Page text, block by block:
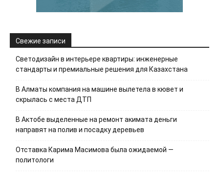
Свежие записи
Светодизайн в интерьере квартиры: инженерные
стандарты и премиальные решения для Казахстана
В Алматы компания на машине вылетела в кювет и
скрылась с места ДТП
В Актобе выделенные на ремонт акимата деньги
направят на полив и посадку деревьев
Отставка Карима Масимова была ожидаемой —
политологи